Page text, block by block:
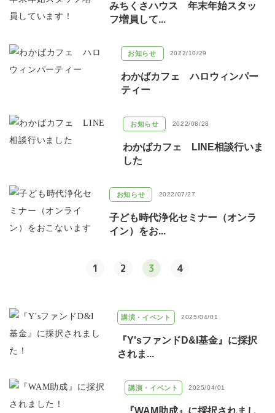
みちくさハウス 年末年始スタッ
フ増員して...
お知らせ 2022/10/29
わかばカフェ ハロウィンパー
ティー
お知らせ 2022/08/28
わかばカフェ LINE相談行いま
した
お知らせ 2022/07/27
子ども時代浄化セミナー（オンラ
イン）をお...
1 2 3 4
講演・イベント 2025/04/01
『Y'sファンドD&I基金』に採択
されま...
講演・イベント 2025/04/01
『WAM助成』に採択されまし